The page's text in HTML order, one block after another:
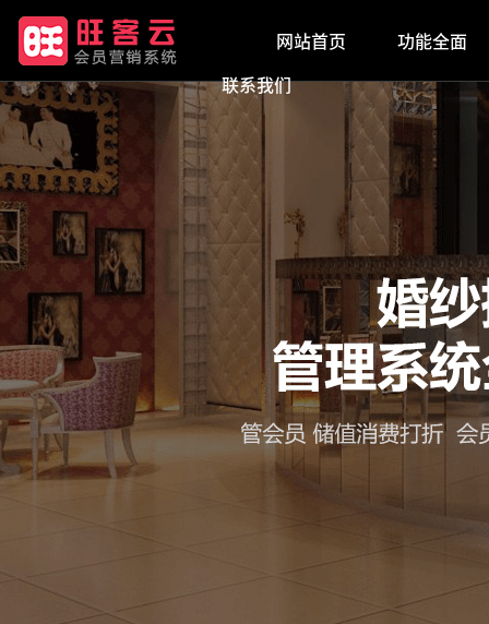
网站首页 功能全面
联系我们